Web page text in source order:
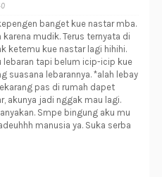
banget kue nastar mba.
mudik. Terus ternyata di
ketemu kue nastar lagi hihihi.
lebaran tapi belum icip-icip kue
suasana lebarannya. *alah lebay
pas di rumah dapet
akunya jadi nggak mau lagi.
Smpe bingung aku mu
manusia ya. Suka serba